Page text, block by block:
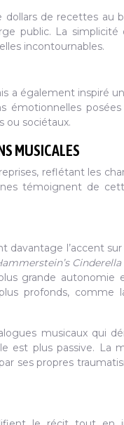
de recettes au
public. La simplicité
incontournables.
a également inspiré
émotionnelles
ou sociétaux.
MUSICALES
reflétant les
témoignent de
l’accent
Cinderella
grande autonomie
profonds, comme
musicaux qui
est plus passive. La
ses propres